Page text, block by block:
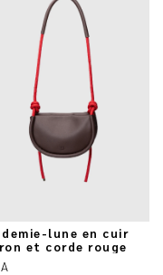
demie-lune en cuir
et corde rouge